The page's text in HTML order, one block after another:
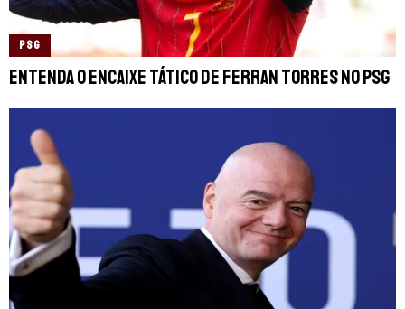
PSG
Entenda o encaixe tático de Ferran Torres no PSG